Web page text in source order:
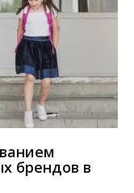
брендов в